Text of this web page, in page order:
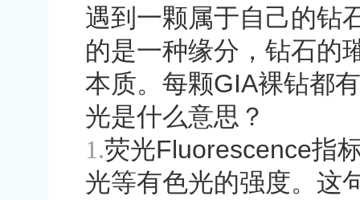
遇到一颗属于自己的钻
的是一种缘分，钻石的
本质。每颗GIA裸钻都有
光是什么意思？
1.荧光Fluorescence指
光等有色光的强度。这